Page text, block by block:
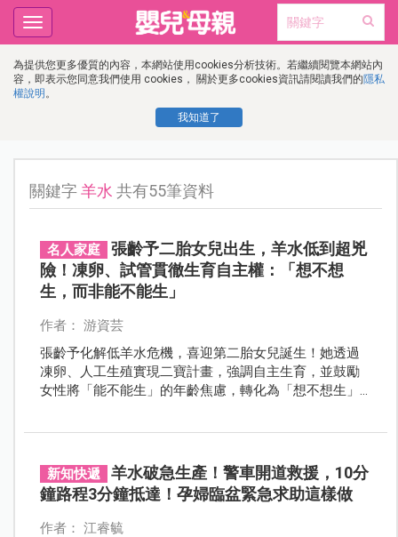
為提供您更多優質的內容，本網站使用cookies分析技術。若繼續閱覽本網站內
容，即表示您同意我們使用 cookies， 關於更多cookies資訊請閱讀我們的隱私
權說明 。
我知道了
Toggle
navigation
關鍵字羊水 共有55筆資料
名人家庭
張齡予二胎女兒出生，羊水低到超兇
險！凍卵、試管貫徹生育自主權：「想不想
生，而非能不能生」
作者： 游資芸
張齡予化解低羊水危機，喜迎第二胎女兒誕生！她透過
凍卵、人工生殖實現二寶計畫，強調自主生育，並鼓勵
女性將「能不能生」的年齡焦慮，轉化為「想不想生」
新知快遞
羊水破急生產！警車開道救援，10分
鐘路程3分鐘抵達！孕婦臨盆緊急求助這樣做
作者： 江睿毓